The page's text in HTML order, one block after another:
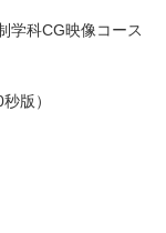
学科CG映像コース
版）​